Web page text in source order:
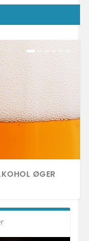
ØGER